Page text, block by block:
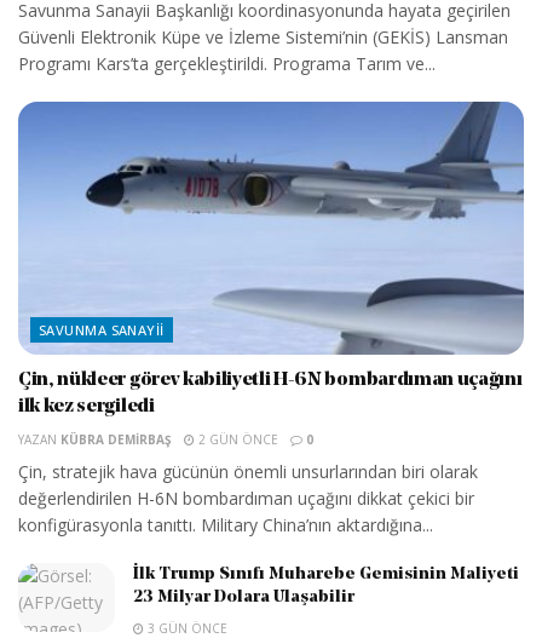
Savunma Sanayii Başkanlığı koordinasyonunda hayata geçirilen
Güvenli Elektronik Küpe ve İzleme Sistemi’nin (GEKİS) Lansman
Programı Kars’ta gerçekleştirildi. Programa Tarım ve...
SAVUNMA SANAYII
Çin, nükleer görev kabiliyetli H-6N bombardıman uçağını
ilk kez sergiledi
YAZAN KÜBRA DEMIRBAŞ 2 GÜN ÖNCE 0
Çin, stratejik hava gücünün önemli unsurlarından biri olarak
değerlendirilen H-6N bombardıman uçağını dikkat çekici bir
konfigürasyonla tanıttı. Military China’nın aktardığına...
İlk Trump Sınıfı Muharebe Gemisinin Maliyeti
23 Milyar Dolara Ulaşabilir
3 GÜN ÖNCE